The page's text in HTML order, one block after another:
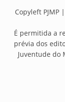
Copyleft PJMP |
É permitida a
prévia dos
Juventude do